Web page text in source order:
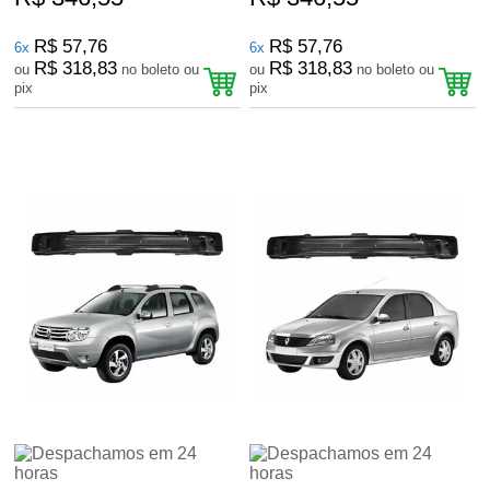
6x R$ 57,76
ou R$ 318,83 no boleto ou
pix
6x R$ 57,76
ou R$ 318,83 no boleto ou
pix